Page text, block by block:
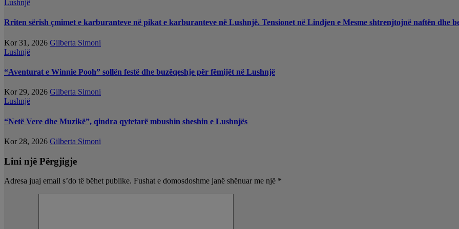
Lushnjë
Rriten sërish çmimet e karburanteve në pikat e karburanteve në Lushnjë. Tensionet në Lindjen e Mesme shtrenjtojnë naftën dhe
Kor 31, 2026 Gilberta Simoni
Lushnjë
“Aventurat e Winnie Pooh” sollën festë dhe buzëqeshje për fëmijët në Lushnjë
Kor 29, 2026 Gilberta Simoni
Lushnjë
“Netë Vere dhe Muzikë”, qindra qytetarë mbushin sheshin e Lushnjës
Kor 28, 2026 Gilberta Simoni
Lini një Përgjigje
Adresa juaj email s’do të bëhet publike. Fushat e domosdoshme janë shënuar me një *